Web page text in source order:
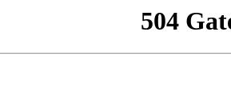
504